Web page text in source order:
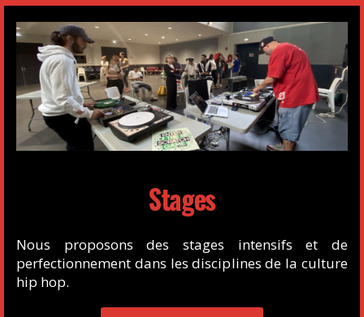
Stages
Nous proposons des stages intensifs et de
perfectionnement dans les disciplines de la culture
hip hop.